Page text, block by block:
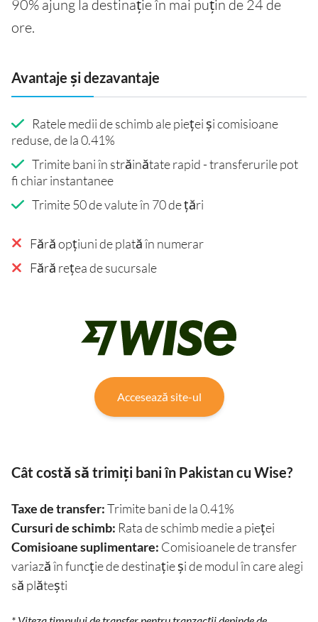
90% ajung la destinație în mai puțin de 24 de
ore.
Avantaje și dezavantaje
Ratele medii de schimb ale pieței și comisioane
reduse, de la 0.41%
Trimite bani în străinătate rapid - transferurile pot
fi chiar instantanee
Trimite 50 de valute în 70 de țări
Fără opțiuni de plată în numerar
Fără rețea de sucursale
Accesează site-ul
Cât costă să trimiți bani în Pakistan cu Wise?
Taxe de transfer:Trimite bani de la 0.41%
Cursuri de schimb: Rata de schimb medie a pieței
Comisioane suplimentare: Comisioanele de transfer
variază în funcție de destinație și de modul în care alegi
să plătești